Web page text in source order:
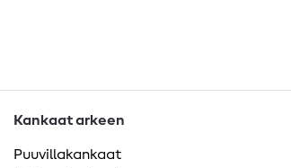
Kankaat arkeen
Puuvillakankaat